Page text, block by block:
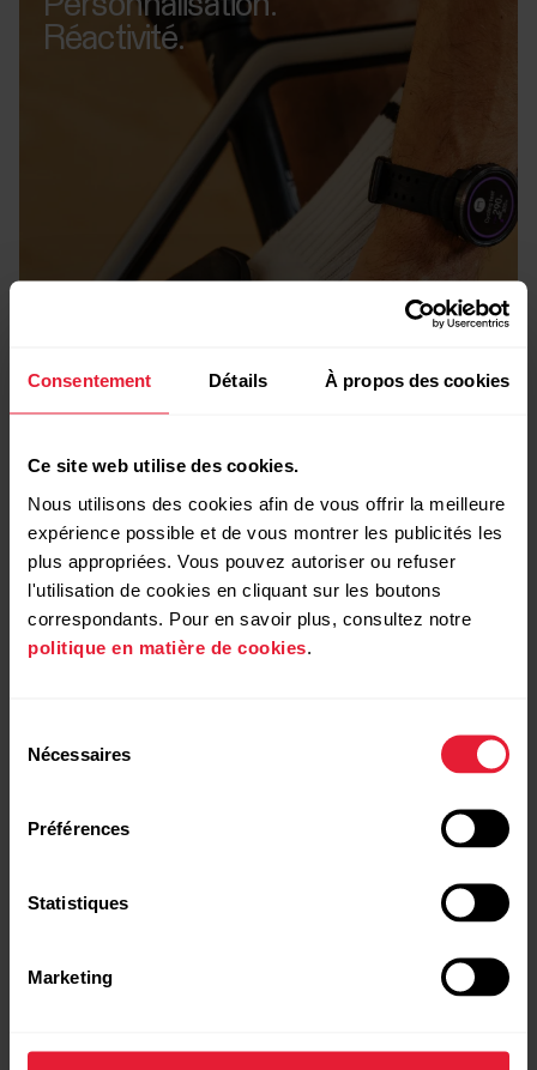
Consentement Détails À propos des cookies
Ce site web utilise des cookies.
Nous utilisons des cookies afin de vous offrir la meilleure
expérience possible et de vous montrer les publicités les
plus appropriées. Vous pouvez autoriser ou refuser
l'utilisation de cookies en cliquant sur les boutons
correspondants. Pour en savoir plus, consultez notre
politique en matière de cookies
Nécessaires
Préférences
Statistiques
Marketing
Réactivité.
Batterie
Jusqu'à 7 jours de
fonctionnement
continu.